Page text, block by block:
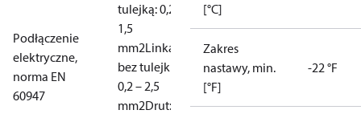
Podłączenie
elektryczne,
norma EN
60947
tulejką: 0,2 –
1,5
mm2Linka,
bez tulejki:
0,2 – 2,5
mm2Drut:
[°C]
Zakres
nastawy, min.
[°F]
-22 °F